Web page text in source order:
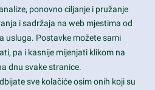
Mountain View, CA 94043
ponovno ciljanje i pružanje
i sadržaja na web mjestima od
usluga. Postavke možete sami
pa i kasnije mijenjati klikom na
dnu svake stranice.
sve kolačiće osim onih koji su